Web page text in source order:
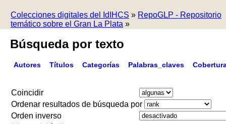
Colecciones digitales del IdIHCS » RepoGLP - Repositorio
temático sobre el Gran La Plata »
Búsqueda por texto
Autores Títulos Categorías Palabras_claves
Coincidir
Ordenar resultados de búsqueda por
Orden inverso